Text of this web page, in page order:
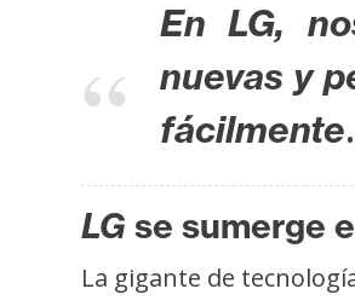
En LG,
nuevas y
fácilmente.
LG se sumerge
La gigante de